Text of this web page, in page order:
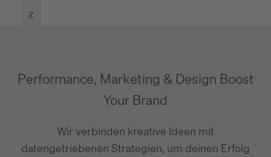
z
Performance, Marketing & Design Boost
Your Brand
Wir verbinden kreative Ideen mit
datengetriebenen Strategien, um deinen Erfolg